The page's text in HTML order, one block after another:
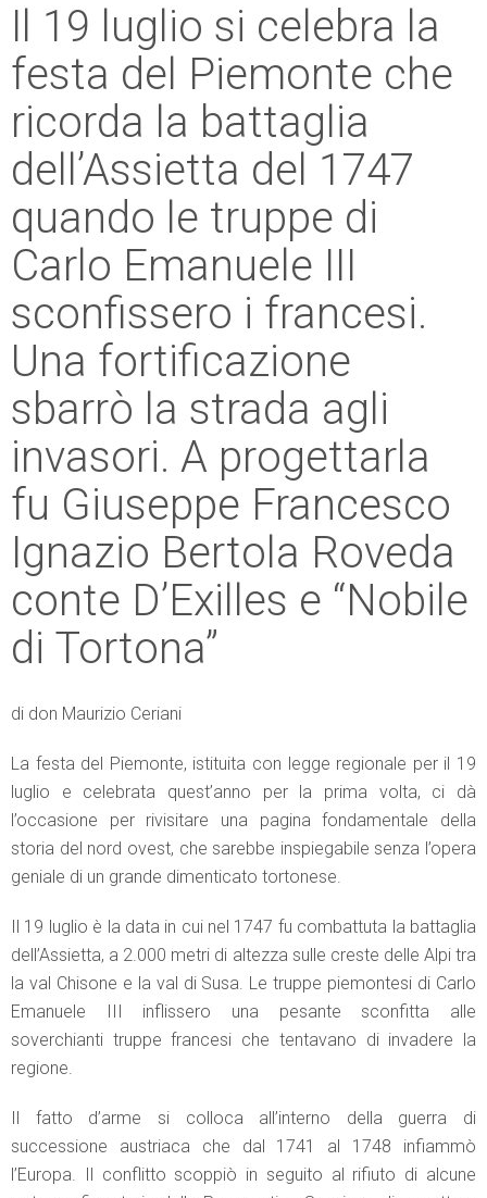
Il 19 luglio si celebra la
festa del Piemonte che
ricorda la battaglia
dell’Assietta del 1747
quando le truppe di
Carlo Emanuele III
sconfissero i francesi.
Una fortificazione
sbarrò la strada agli
invasori. A progettarla
fu Giuseppe Francesco
Ignazio Bertola Roveda
conte D’Exilles e “Nobile
di Tortona”
di don Maurizio Ceriani
La festa del Piemonte, istituita con legge regionale per il 19
luglio e celebrata quest’anno per la prima volta, ci dà
l’occasione per rivisitare una pagina fondamentale della
storia del nord ovest, che sarebbe inspiegabile senza l’opera
geniale di un grande dimenticato tortonese.
Il 19 luglio è la data in cui nel 1747 fu combattuta la battaglia
dell’Assietta, a 2.000 metri di altezza sulle creste delle Alpi tra
la val Chisone e la val di Susa. Le truppe piemontesi di Carlo
Emanuele III inflissero una pesante sconfitta alle
soverchianti truppe francesi che tentavano di invadere la
regione.
Il fatto d’arme si colloca all’interno della guerra di
successione austriaca che dal 1741 al 1748 infiammò
l’Europa. Il conflitto scoppiò in seguito al rifiuto di alcune